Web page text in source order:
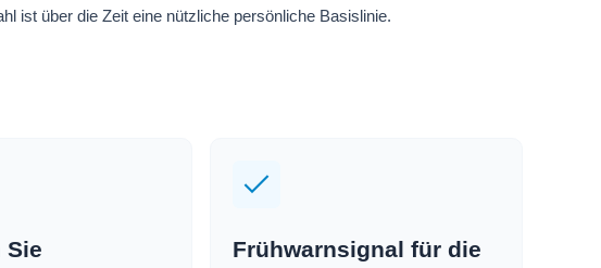
ist über die Zeit eine nützliche persönliche Basislinie.
Sie
Frühwarnsignal für die